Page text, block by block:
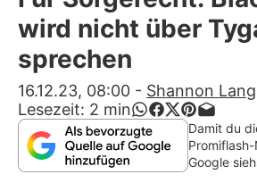
Alle Themen auf
App runterladen
Team
Redaktionelle
wird nicht über
sprechen
16.12.23, 08:00 - Shannon Lang
Lesezeit: 2 min
Damit du
Google